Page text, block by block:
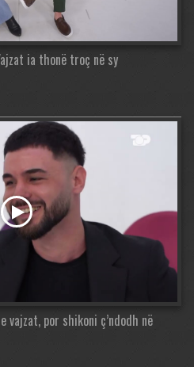
ia thonë troç në sy
vajzat, por shikoni ç’ndodh në